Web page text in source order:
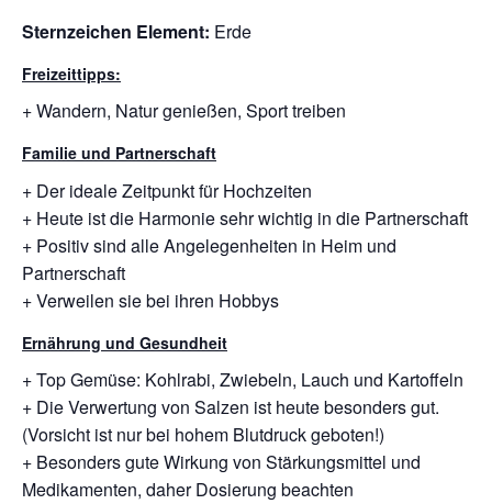
Sternzeichen Element: Erde
Freizeittipps:
+ Wandern, Natur genießen, Sport treiben
Familie und Partnerschaft
+ Der ideale Zeitpunkt für Hochzeiten
+ Heute ist die Harmonie sehr wichtig in die Partnerschaft
+ Positiv sind alle Angelegenheiten in Heim und
Partnerschaft
+ Verweilen sie bei ihren Hobbys
Ernährung und Gesundheit
+ Top Gemüse: Kohlrabi, Zwiebeln, Lauch und Kartoffeln
+ Die Verwertung von Salzen ist heute besonders gut.
(Vorsicht ist nur bei hohem Blutdruck geboten!)
+ Besonders gute Wirkung von Stärkungsmittel und
Medikamenten, daher Dosierung beachten